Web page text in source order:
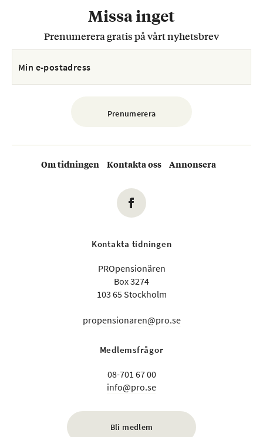
Missa inget
Prenumerera gratis på vårt nyhetsbrev
Om tidningen Kontakta oss Annonsera
Kontakta tidningen
PROpensionären
Box 3274
103 65 Stockholm
propensionaren@pro.se
Medlemsfrågor
08-701 67 00
info@pro.se
Bli medlem